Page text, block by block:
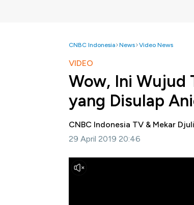
CNBC Indonesia News Video News
VIDEO
Wow, Ini Wujud
yang Disulap
CNBC Indonesia TV & Mekar
29 April 2019 20:46
Jakarta, CNBC Indonesia -